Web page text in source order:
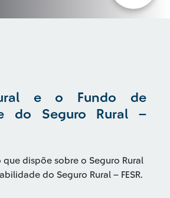
e o Fundo de
do Seguro Rural –
dispõe sobre o Seguro Rural
do Seguro Rural – FESR.